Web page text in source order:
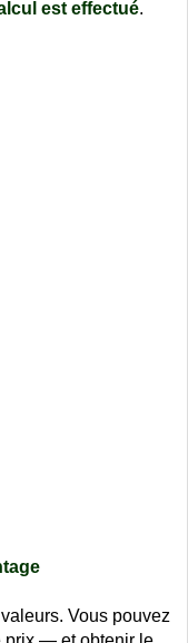
est effectué.
Vous pouvez